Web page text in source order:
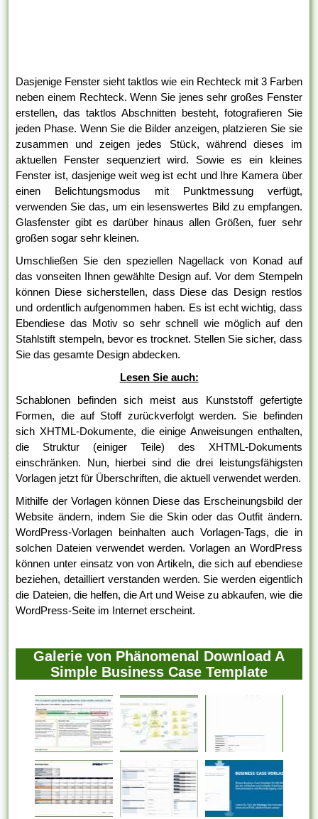
Dasjenige Fenster sieht taktlos wie ein Rechteck mit 3 Farben
neben einem Rechteck. Wenn Sie jenes sehr großes Fenster
erstellen, das taktlos Abschnitten besteht, fotografieren Sie
jeden Phase. Wenn Sie die Bilder anzeigen, platzieren Sie sie
zusammen und zeigen jedes Stück, während dieses im
aktuellen Fenster sequenziert wird. Sowie es ein kleines
Fenster ist, dasjenige weit weg ist echt und Ihre Kamera über
einen Belichtungsmodus mit Punktmessung verfügt,
verwenden Sie das, um ein lesenswertes Bild zu empfangen.
Glasfenster gibt es darüber hinaus allen Größen, fuer sehr
großen sogar sehr kleinen.
Umschließen Sie den speziellen Nagellack von Konad auf
das vonseiten Ihnen gewählte Design auf. Vor dem Stempeln
können Diese sicherstellen, dass Diese das Design restlos
und ordentlich aufgenommen haben. Es ist echt wichtig, dass
Ebendiese das Motiv so sehr schnell wie möglich auf den
Stahlstift stempeln, bevor es trocknet. Stellen Sie sicher, dass
Sie das gesamte Design abdecken.
Lesen Sie auch:
Schablonen befinden sich meist aus Kunststoff gefertigte
Formen, die auf Stoff zurückverfolgt werden. Sie befinden
sich XHTML-Dokumente, die einige Anweisungen enthalten,
die Struktur (einiger Teile) des XHTML-Dokuments
einschränken. Nun, hierbei sind die drei leistungsfähigsten
Vorlagen jetzt für Überschriften, die aktuell verwendet werden.
Mithilfe der Vorlagen können Diese das Erscheinungsbild der
Website ändern, indem Sie die Skin oder das Outfit ändern.
WordPress-Vorlagen beinhalten auch Vorlagen-Tags, die in
solchen Dateien verwendet werden. Vorlagen an WordPress
können unter einsatz von von Artikeln, die sich auf ebendiese
beziehen, detailliert verstanden werden. Sie werden eigentlich
die Dateien, die helfen, die Art und Weise zu abkaufen, wie die
WordPress-Seite im Internet erscheint.
Galerie von Phänomenal Download A
Simple Business Case Template